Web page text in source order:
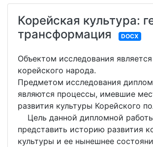
Корейская культура:
трансформация
DOCX
Объектом исследования является
корейского народа.
Предметом исследования
являются процессы, имевшие
развития культуры Корейского
Цель данной дипломной
представить историю развития
культуры и ее нынешнее